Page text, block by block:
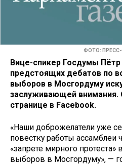
ФОТО:
Вице-спикер Госдумы Пётр
предстоящих дебатов по
выборов в Мосгордуму
заслуживающей внимания.
странице в Facebook.
«Наши доброжелатели уже
повестку работы
«запрете мирного протеста»
выборов в Мосгордуму», —